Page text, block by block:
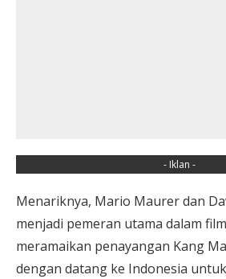
- Iklan -
Menariknya, Mario Maurer dan
menjadi pemeran utama dalam
meramaikan penayangan Kang
dengan datang ke Indonesia